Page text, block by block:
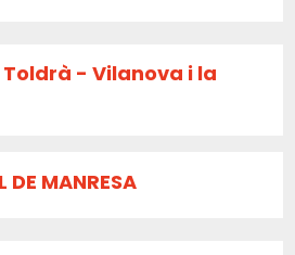
- Vilanova i la
DE MANRESA